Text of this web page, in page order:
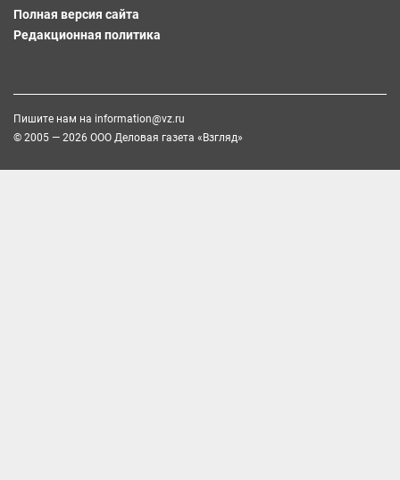
Полная версия сайта
Редакционная политика
Пишите нам на information@vz.ru
© 2005 — 2026 ООО Деловая газета «Взгляд»